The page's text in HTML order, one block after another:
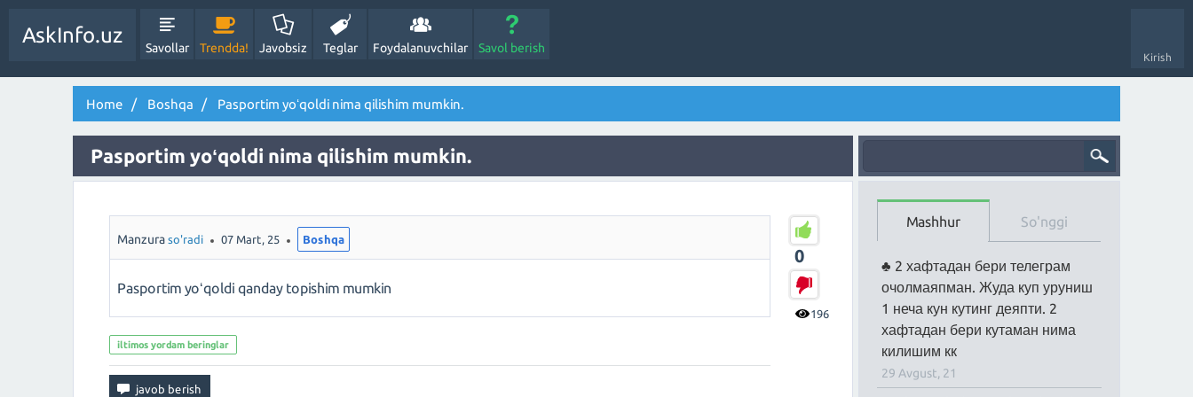
Kirish
AskInfo.uz
Savollar Trendda! Javobsiz Teglar Foydalanuvchilar Savol berish
Home Boshqa Pasportim yoʻqoldi nima qilishim mumkin.
Pasportim yoʻqoldi nima qilishim mumkin.
0
196
Manzura so'radi 07 Mart, 25 Boshqa
Pasportim yoʻqoldi qanday topishim mumkin
iltimos yordam beringlar
Mashhur So'nggi
2 хафтадан бери телеграм
очолмаяпман. Жуда куп уруниш
1 неча кун кутинг деяпти. 2
хафтадан бери кутаман нима
килишим кк
29 Avgust, 21